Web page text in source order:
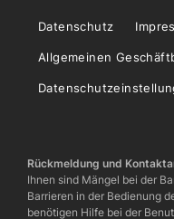
Datenschutz
Allgemeinen
Rückmeldung und
Ihnen sind Mängel bei der
Barrieren in der Bedienung
benötigen Hilfe bei der